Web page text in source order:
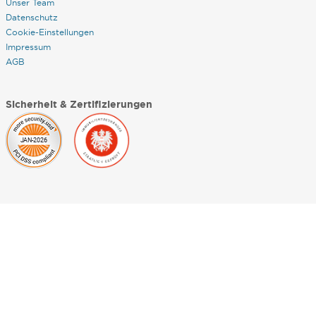
Unser Team
Datenschutz
Cookie-Einstellungen
Impressum
AGB
Sicherheit & Zertifizierungen